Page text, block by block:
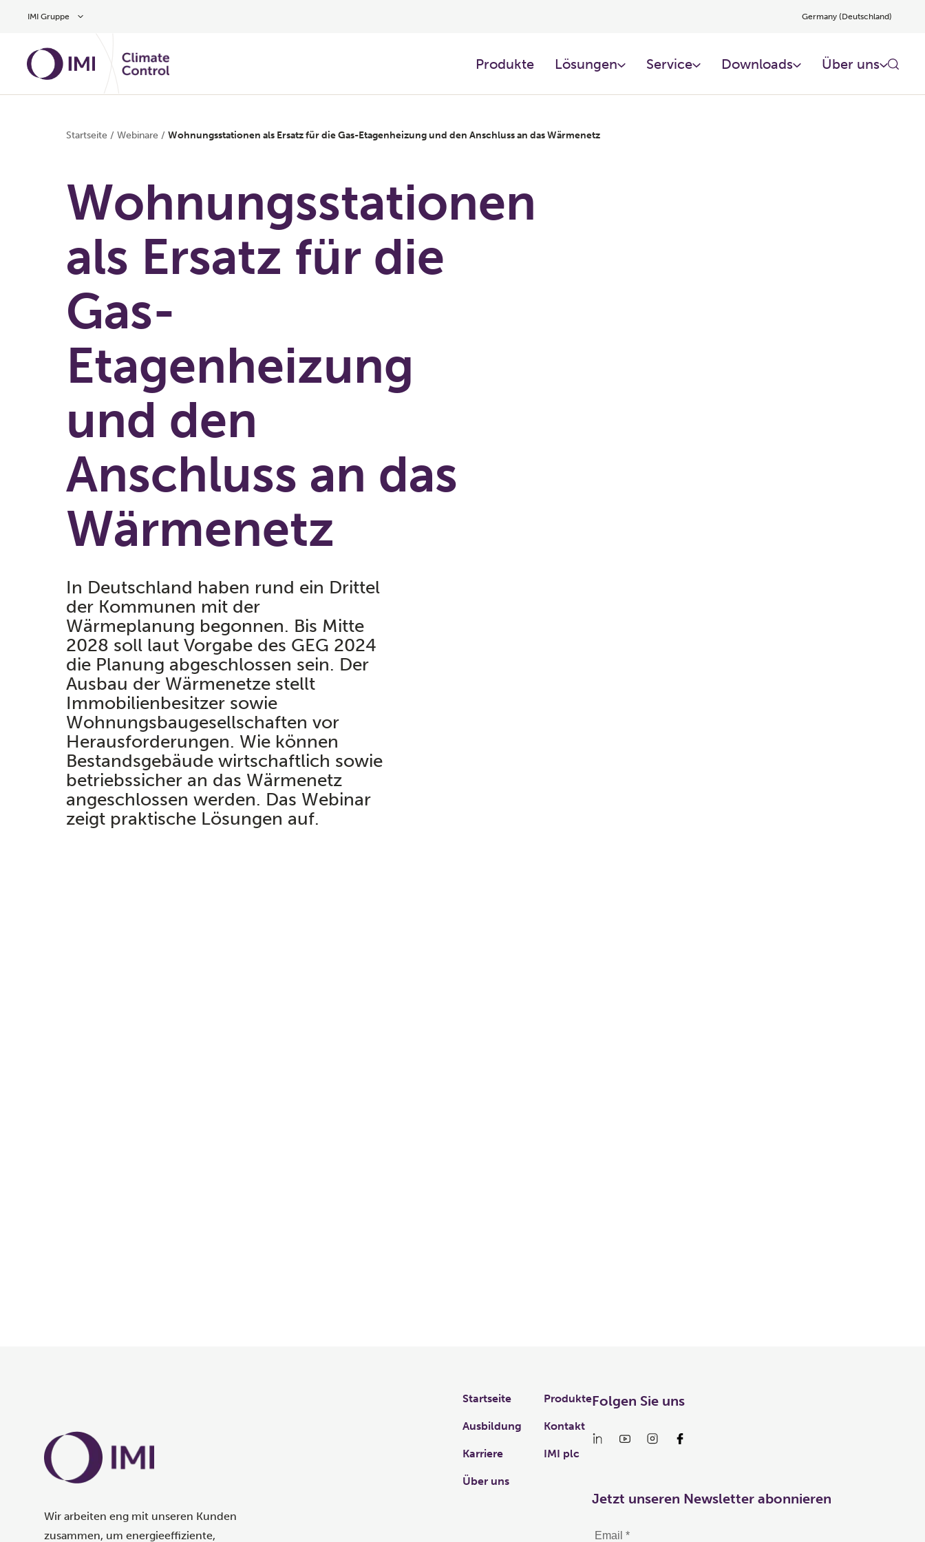
IMI Gruppe Germany (Deutschland)
Produkte Lösungen Service Downloads Über uns
Startseite / Webinare / Wohnungsstationen als Ersatz für die Gas-Etagenheizung und den Anschluss an das Wärmenetz
Wohnungsstationen
als Ersatz für die
Gas-
Etagenheizung
und den
Anschluss an das
Wärmenetz
In Deutschland haben rund ein Drittel
der Kommunen mit der
Wärmeplanung begonnen. Bis Mitte
2028 soll laut Vorgabe des GEG 2024
die Planung abgeschlossen sein. Der
Ausbau der Wärmenetze stellt
Immobilienbesitzer sowie
Wohnungsbaugesellschaften vor
Herausforderungen. Wie können
Bestandsgebäude wirtschaftlich sowie
betriebssicher an das Wärmenetz
angeschlossen werden. Das Webinar
zeigt praktische Lösungen auf.
Wir arbeiten eng mit unseren Kunden
zusammen, um energieeffiziente,
Links
Startseite Produkte
Ausbildung Kontakt
Karriere IMI plc
Über uns
Folgen Sie uns
Jetzt unseren Newsletter abonnieren